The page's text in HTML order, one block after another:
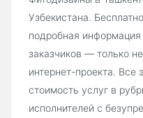
Узбекистана.
подробная информация
заказчиков — только
интернет-проекта. Все
стоимость услуг в
исполнителей с